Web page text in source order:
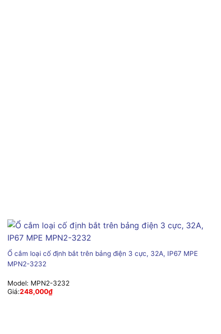
Ổ cắm loại cố định bắt trên bảng điện 3 cực, 32A, IP67 MPE
MPN2-3232
Model: MPN2-3232
Giá:248,000₫